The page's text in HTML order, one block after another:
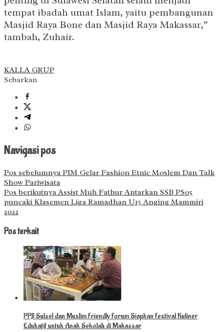
tempat ibadah umat Islam, yaitu pembangunan
Masjid Raya Bone dan Masjid Raya Makassar,”
tambah, Zuhair.
KALLA GRUP
Sebarkan
Navigasi pos
Pos sebelumnya PIM Gelar Fashion Etnic Moslem Dan Talk
Show Pariwisata
Pos berikutnya Assist Muh Fathur Antarkan SSB PS05
puncaki Klasemen Liga Ramadhan U15 Anging Mammiri
2022
Pos terkait
PPJI Sulsel dan Muslim Friendly Forum Siapkan Festival Kuliner
Edukatif untuk Anak Sekolah di Makassar